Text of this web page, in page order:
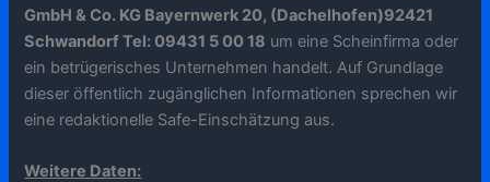
GmbH & Co. KG Bayernwerk 20, (Dachelhofen)92421
Schwandorf Tel: 09431 5 00 18 um eine Scheinfirma oder
ein betrügerisches Unternehmen handelt. Auf Grundlage
dieser öffentlich zugänglichen Informationen sprechen wir
eine redaktionelle Safe-Einschätzung aus.
Weitere Daten: